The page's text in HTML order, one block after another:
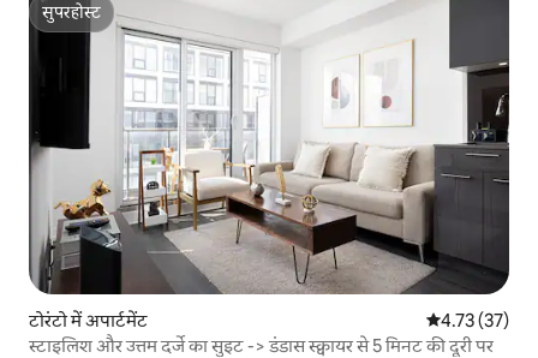
सुपरहोस्ट
सुपरहोस्ट
टोरंटो में अपार्टमेंट औसत रेटिंग 5 में
4.73 (37)
स्टाइलिश और उत्तम दर्जे का सुइट -> डंडास स्क्वायर से 5 मिनट की दूरी पर